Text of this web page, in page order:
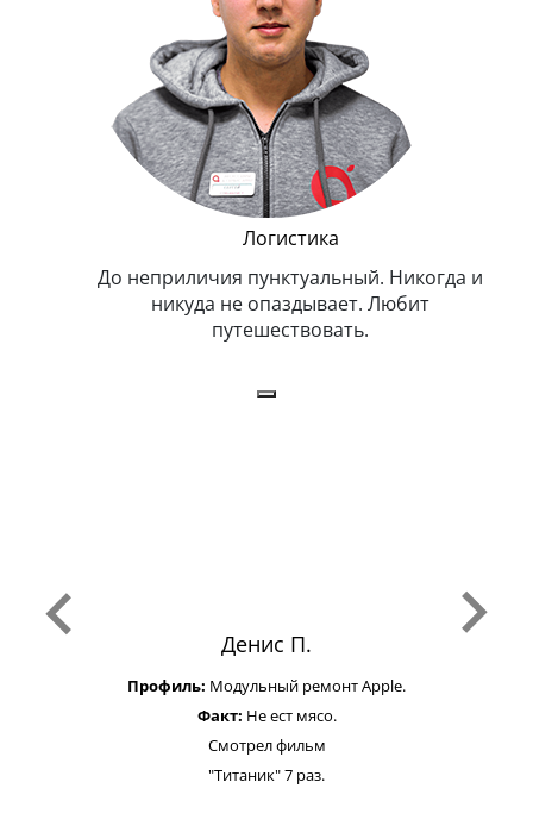
Логистика
До неприличия пунктуальный. Никогда и
никуда не опаздывает. Любит
путешествовать.
Денис П.
Профиль: Модульный ремонт Apple.
Факт: Не ест мясо.
Смотрел фильм
"Титаник" 7 раз.